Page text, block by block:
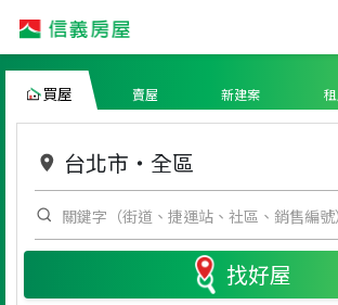
買屋 賣屋 新建案
台北市 ・ 全區
找好屋